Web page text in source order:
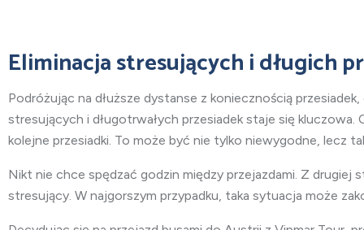
Eliminacja stresujących i długich
Podróżując na dłuższe dystanse z koniecznością
stresujących i długotrwałych przesiadek staje się
kolejne przesiadki. To może być nie tylko niewygodne, lecz
Nikt nie chce spędzać godzin między przejazdami. Z
stresujący. W najgorszym przypadku, taka sytuacja może